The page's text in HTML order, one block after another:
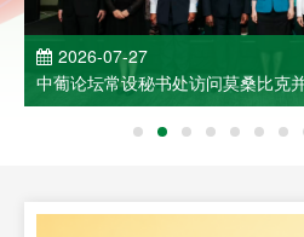
2026-07-27
中葡论坛常设秘书处访问莫桑比克
谈会